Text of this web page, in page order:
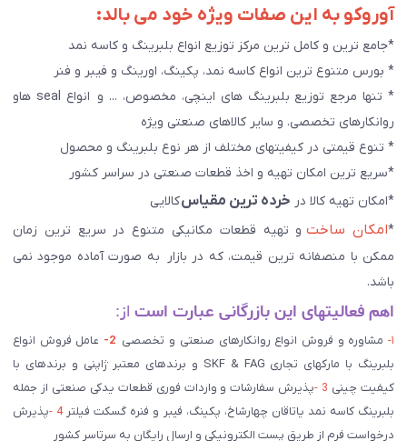
آوروکو به این صفات ویژه خود می بالد:
*جامع ترین و کامل ترین مرکز توزیع انواع بلبرینگ و کاسه نمد
* بورس متنوع ترین انواع کاسه نمد، پکینگ، اورینگ و فیبر و فنر
* تنها مرجع توزیع بلبرینگ های اینچی، مخصوص، ... و انواع seal هاو
روانکارهای تخصصی. و سایر کالاهای صنعتی ويژه
* تنوع قیمتی در کیفیتهای مختلف از هر نوع بلبرینگ و محصول
*سریع ترین امکان تهیه و اخذ قطعات صنعتی در سراسر کشور
*امکان تهیه کالا در خرده ترین مقیاسکالایی
*امکان ساختو تهیه قطعات مکانیکی متنوع در سریع ترین زمان
ممکن با منصفانه ترین قیمت، که در بازار به صورت آماده موجود نمی
باشد.
اهم فعالیتهای این بازرگانی عبارت است از:
۱- مشاوره و فروش انواع روانکارهای صنعتی و تخصصی 2-
عامل فروش انواع
بلبرینگ با مارکهای تجاری SKF & FAG و برندهای معتبر ژاپنی و برندهای با
کیفیت چینی 3 - پذیرش سفارشات و واردات فوری قطعات یدکی صنعتی از جمله
بلبرینگ کاسه نمد یاتاقان چهارشاخ، پکینگ، فیبر و فنره گسکت فیلتر4 - پذیرش
درخواست فرم از طریق پست الکترونیکی و ارسال رایگان به سرتاسر کشور